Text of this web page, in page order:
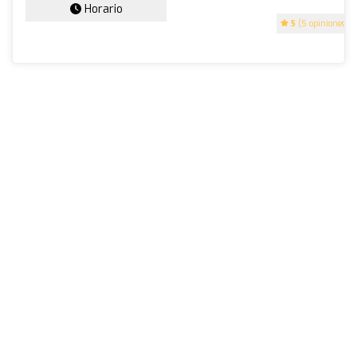
5 (5 opiniones)
Horario